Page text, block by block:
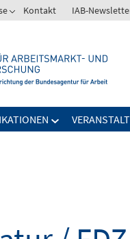
Kontakt IAB-